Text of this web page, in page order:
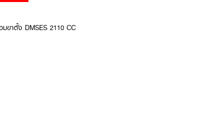
ขาตั้ง DMSES 2110 CC